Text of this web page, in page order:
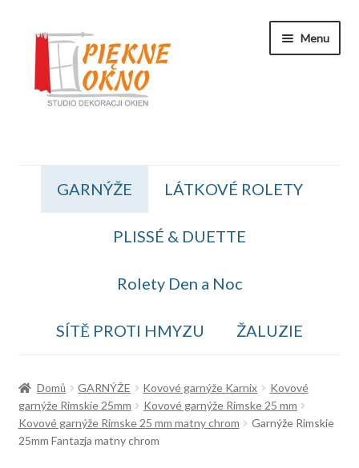
Přeskočit
navigaci
Přejít
obsahu
webu
Menu
Koszyk
OBCHODNÍ PODMÍNKY
Kontakt
GARNÝŽE LÁTKOVÉ ROLETY
PLISSÉ & DUETTE
Rolety Den a Noc
SÍTĚ PROTI HMYZU ŽALUZIE
Domů GARNÝŽE Kovové garnýže Karnix
Kovové
garnýže Rimskie 25mm
Kovové garnýže Rimske 25 mm
Kovové garnýže Rimske 25 mm matny chrom
Garnýže Rimskie
25mm Fantazja matny chrom